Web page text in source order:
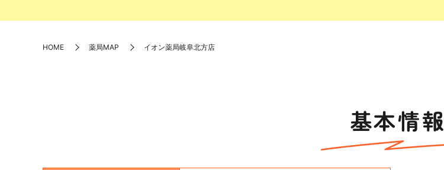
HOME 薬局MAP イオン薬局岐阜北方店
基本情報